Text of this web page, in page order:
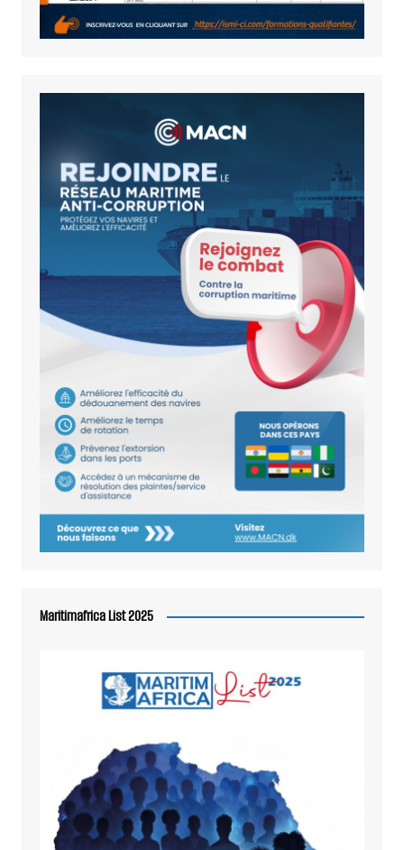
Maritimafrica List 2025